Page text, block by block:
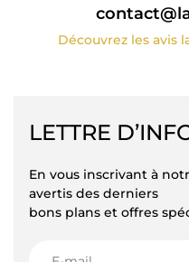
Découvrez les avis
LETTRE
En vous inscrivant à
avertis des derniers
bons plans et offres